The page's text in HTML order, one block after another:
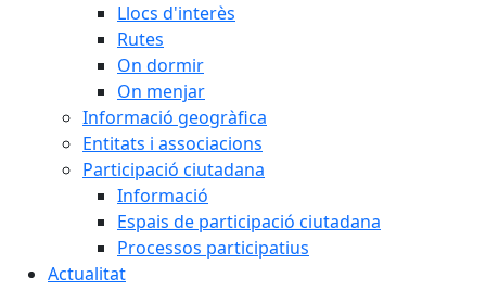
Llocs d'interès
Rutes
On dormir
On menjar
Informació geogràfica
Entitats i associacions
Participació ciutadana
Informació
Espais de participació ciutadana
Processos participatius
Actualitat